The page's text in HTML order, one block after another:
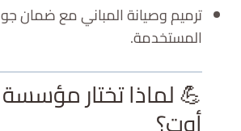
ترميم وصيانة المباني مع ضمان
المستخدمة.
💪 لماذا تختار